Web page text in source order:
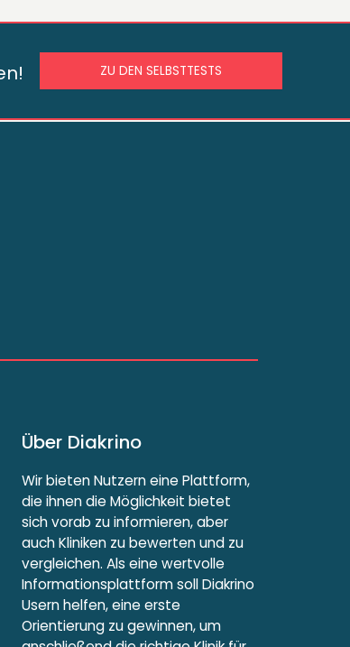
ZU DEN SELBSTTESTS
Über Diakrino
Wir bieten Nutzern eine Plattform,
die ihnen die Möglichkeit bietet
sich vorab zu informieren, aber
auch Kliniken zu bewerten und zu
vergleichen. Als eine wertvolle
Informationsplattform soll Diakrino
Usern helfen, eine erste
Orientierung zu gewinnen, um